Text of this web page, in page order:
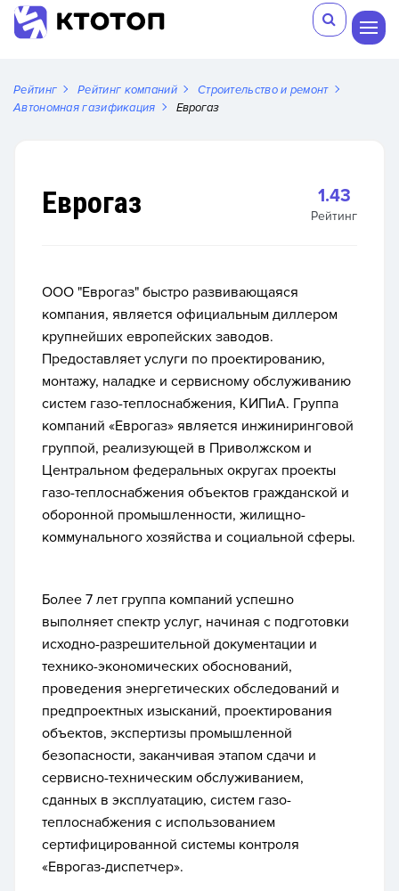
Рейтинг Рейтинг компаний
Строительство и ремонт
Автономная газификация
Еврогаз
Еврогаз 1.43
Рейтинг
ООО "Еврогаз" быстро развивающаяся
компания, является официальным диллером
крупнейших европейских заводов.
Предоставляет услуги по проектированию,
монтажу, наладке и сервисному обслуживанию
систем газо-теплоснабжения, КИПиА. Группа
компаний «Еврогаз» является инжиниринговой
группой, реализующей в Приволжском и
Центральном федеральных округах проекты
газо-теплоснабжения объектов гражданской и
оборонной промышленности, жилищно-
коммунального хозяйства и социальной сферы.
Более 7 лет группа компаний успешно
выполняет спектр услуг, начиная с подготовки
исходно-разрешительной документации и
технико-экономических обоснований,
проведения энергетических обследований и
предпроектных изысканий, проектирования
объектов, экспертизы промышленной
безопасности, заканчивая этапом сдачи и
сервисно-техническим обслуживанием,
сданных в эксплуатацию, систем газо-
теплоснабжения с использованием
сертифицированной системы контроля
«Еврогаз-диспетчер».